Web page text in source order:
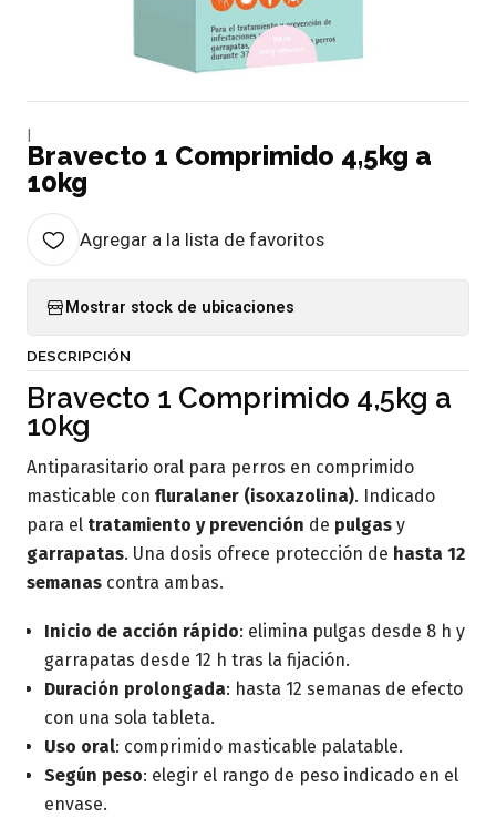
Bravecto 1 Comprimido 4,5kg a
10kg
Agregar a la lista de favoritos
Mostrar stock de ubicaciones
DESCRIPCIÓN
Bravecto 1 Comprimido 4,5kg a
10kg
Antiparasitario oral para perros en comprimido
masticable con fluralaner (isoxazolina). Indicado
para el tratamiento y prevención de pulgas y
garrapatas. Una dosis ofrece protección de hasta 12
semanas contra ambas.
Inicio de acción rápido: elimina pulgas desde 8 h y
garrapatas desde 12 h tras la fijación.
Duración prolongada: hasta 12 semanas de efecto
con una sola tableta.
Uso oral: comprimido masticable palatable.
Según peso: elegir el rango de peso indicado en el
envase.